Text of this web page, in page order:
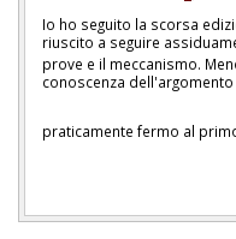
Io ho seguito la scorsa
riuscito a seguire
prove e il meccanismo.
conoscenza
praticamente fermo al